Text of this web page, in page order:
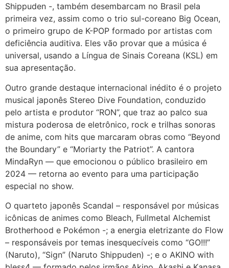
Shippuden -, também desembarcam no Brasil pela
primeira vez, assim como o trio sul-coreano Big Ocean,
o primeiro grupo de K-POP formado por artistas com
deficiência auditiva. Eles vão provar que a música é
universal, usando a Língua de Sinais Coreana (KSL) em
sua apresentação.
Outro grande destaque internacional inédito é o projeto
musical japonês Stereo Dive Foundation, conduzido
pelo artista e produtor “RON”, que traz ao palco sua
mistura poderosa de eletrônico, rock e trilhas sonoras
de anime, com hits que marcaram obras como “Beyond
the Boundary” e “Moriarty the Patriot”. A cantora
MindaRyn — que emocionou o público brasileiro em
2024 — retorna ao evento para uma participação
especial no show.
O quarteto japonês Scandal – responsável por músicas
icônicas de animes como Bleach, Fullmetal Alchemist
Brotherhood e Pokémon -; a energia eletrizante do Flow
– responsáveis por temas inesquecíveis como “GO!!!”
(Naruto), “Sign” (Naruto Shippuden) -; e o AKINO with